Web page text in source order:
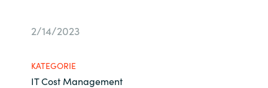
Denmark
Kontakt
Karriere
2/14/2023
KATEGORIE
IT Cost Management